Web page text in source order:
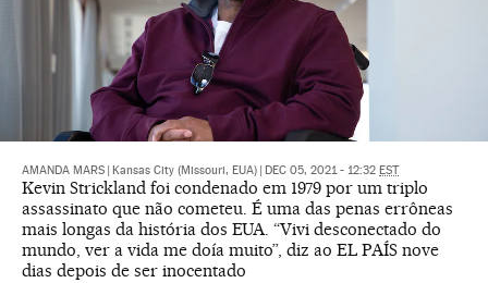
AMANDA MARS Kansas City (Missouri, EUA) DEC 05, 2021 - 12:32 EST
Kevin Strickland foi condenado em 1979 por um triplo
assassinato que não cometeu. É uma das penas errôneas
mais longas da história dos EUA. “Vivi desconectado do
mundo, ver a vida me doía muito”, diz ao EL PAÍS nove
dias depois de ser inocentado